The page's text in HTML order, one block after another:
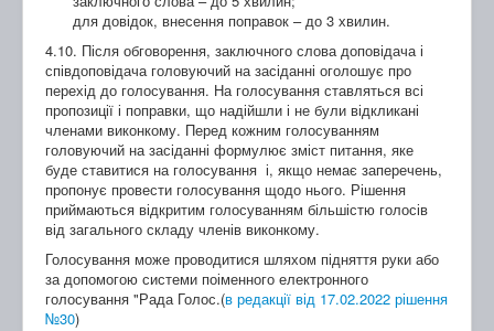
для довідок, внесення поправок – до 3 хвилин.
4.10. Після обговорення, заключного слова доповідача і
співдоповідача головуючий на засіданні оголошує про
перехід до голосування. На голосування ставляться всі
пропозиції і поправки, що надійшли і не були відкликані
членами виконкому. Перед кожним голосуванням
головуючий на засіданні формулює зміст питання, яке
буде ставитися на голосування і, якщо немає заперечень,
пропонує провести голосування щодо нього. Рішення
приймаються відкритим голосуванням більшістю голосів
від загального складу членів виконкому.
Голосування може проводитися шляхом підняття руки або
за допомогою системи поіменного електронного
голосування "Рада Голос.(в редакції від 17.02.2022 рішення
№30)